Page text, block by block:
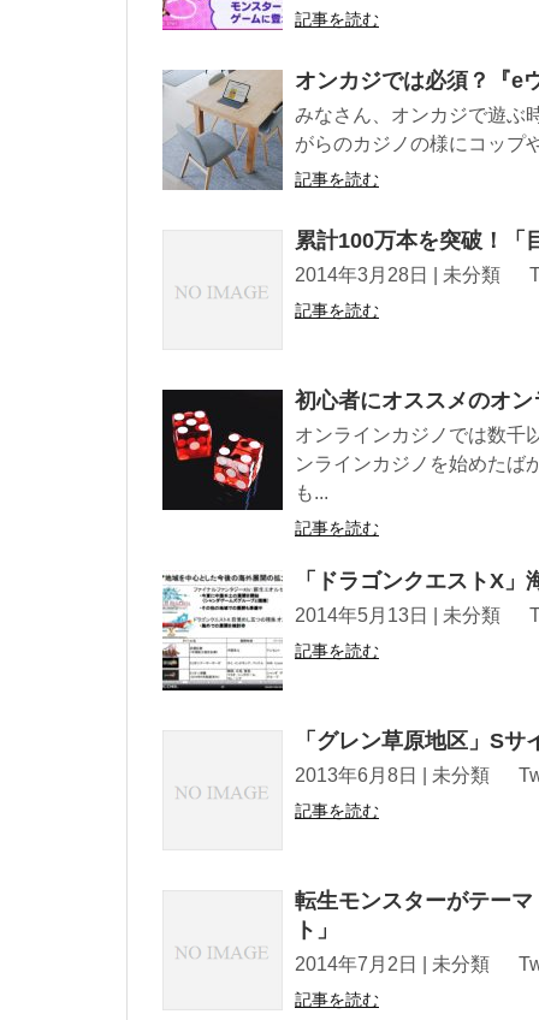
記事を読む
オンカジでは必須？『e
みなさん、オンカジで遊ぶ
がらのカジノの様にコップ
記事を読む
累計100万本を突破！「
2014年3月28日 | 未分類
記事を読む
初心者にオススメのオ
オンラインカジノでは数千
ンラインカジノを始めたば
も...
記事を読む
「ドラゴンクエストX
2014年5月13日 | 未分類
記事を読む
「グレン草原地区」S
2013年6月8日 | 未分類
記事を読む
転生モンスターがテー
ト」
2014年7月2日 | 未分類
記事を読む